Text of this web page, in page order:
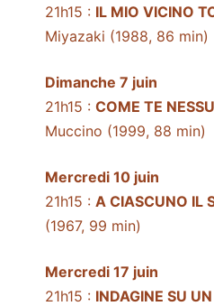
21h15 : IL MIO VICINO
Miyazaki (1988, 86 min)
Dimanche 7 juin
21h15 : COME TE
Muccino (1999, 88 min)
Mercredi 10 juin
21h15 : A CIASCUNO IL
(1967, 99 min)
Mercredi 17 juin
21h15 : INDAGINE SU